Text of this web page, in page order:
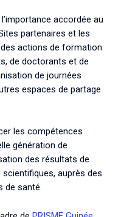
accordée au
partenaires et les
actions de formation
de doctorants et de
de journées
espaces de partage
les compétences
génération de
des résultats de
auprès des
de santé.